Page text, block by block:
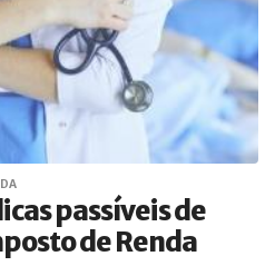
passíveis de
de Renda